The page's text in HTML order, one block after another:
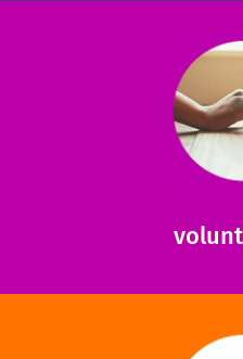
ajudar com certos
saiba